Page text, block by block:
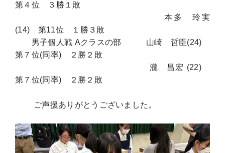
第４位 ３勝１敗
本多 玲実
(14) 第11位 １勝３敗
男子個人戦 Aクラスの部 山崎 哲臣(24)
第７位(同率) ２勝２敗
瀧 昌宏 (22)
第７位(同率) ２勝２敗
ご声援ありがとうございました。